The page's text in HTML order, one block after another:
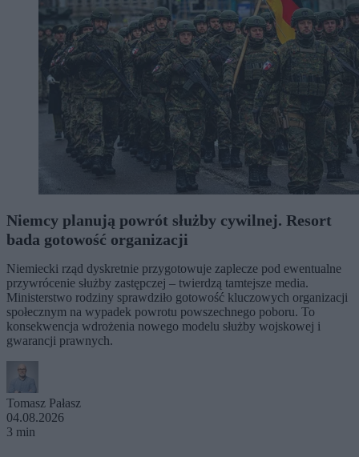
Niemcy planują powrót służby cywilnej. Resort
bada gotowość organizacji
Niemiecki rząd dyskretnie przygotowuje zaplecze pod ewentualne
przywrócenie służby zastępczej – twierdzą tamtejsze media.
Ministerstwo rodziny sprawdziło gotowość kluczowych organizacji
społecznym na wypadek powrotu powszechnego poboru. To
konsekwencja wdrożenia nowego modelu służby wojskowej i
gwarancji prawnych.
Tomasz Pałasz
04.08.2026
3 min